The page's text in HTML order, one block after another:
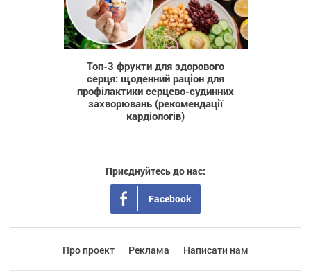
121
Топ-3 фрукти для здорового
серця: щоденний раціон для
профілактики серцево-судинних
захворювань (рекомендації
кардіологів)
Приєднуйтесь до нас:
Facebook
Про проект Реклама Написати нам